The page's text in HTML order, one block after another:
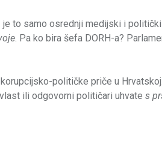
je to samo osrednji medijski i politički
. Pa ko bira šefa DORH-a?
političke priče u
ili odgovorni političari uhvate s